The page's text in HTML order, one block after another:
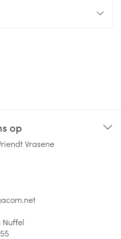
op
Vrasene
Nuffel